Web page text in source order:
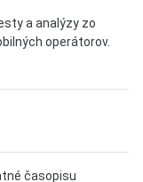
a analýzy zo
operátorov.
časopisu